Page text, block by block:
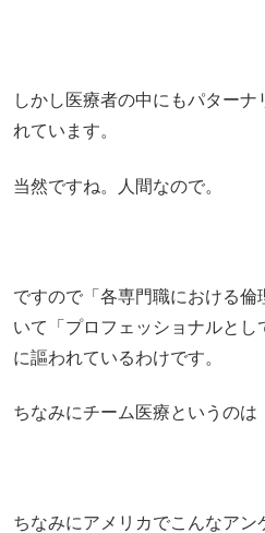
しかし医療者の中にもパターナ
れています。
当然ですね。人間なので。
ですので「各専門職における倫
いて「プロフェッショナルとし
に謳われているわけです。
ちなみにチーム医療というの
ちなみにアメリカでこんなアン